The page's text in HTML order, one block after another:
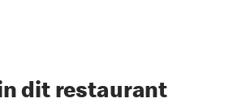
dit restaurant